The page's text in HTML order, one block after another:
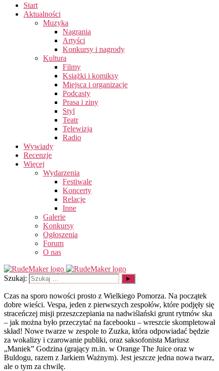
Start
Aktualności
Muzyka
Nagrania
Artyści
Konkursy i nagrody
Kultura
Filmy
Książki i komiksy
Miejsca i organizacje
Podcasty
Prasa i ziny
Styl
Teatr
Telewizja
Radio
Wywiady
Recenzje
Więcej
Wydarzenia
Festiwale
Koncerty
Relacje
Inne
Galerie
Konkursy
Ogłoszenia
Forum
O nas
Szukaj:
Czas na sporo nowości prosto z Wielkiego Pomorza. Na początek
dobre wieści. Vespa, jeden z pierwszych zespołów, które podjęły się
straceńczej misji przeszczepiania na nadwiślański grunt rytmów ska
– jak można było przeczytać na facebooku – wreszcie skompletował
skład! Nowe twarze w zespole to Zuzka, która odpowiadać będzie
za wokalizy i czarowanie publiki, oraz saksofonista Mariusz
„Maniek” Godzina (grający m.in. w Orange The Juice oraz w
Buldogu, razem z Jarkiem Ważnym). Jest jeszcze jedna nowa twarz,
ale o tym za chwilę.